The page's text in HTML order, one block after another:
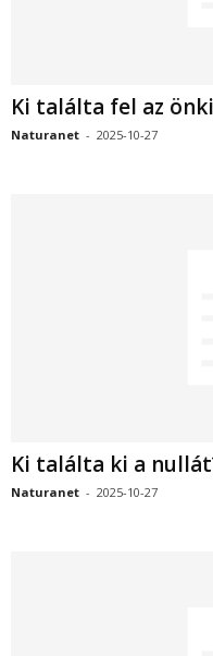
Ki találta fel az
Naturanet - 2025-10-27
Ki találta ki a
Naturanet - 2025-10-27